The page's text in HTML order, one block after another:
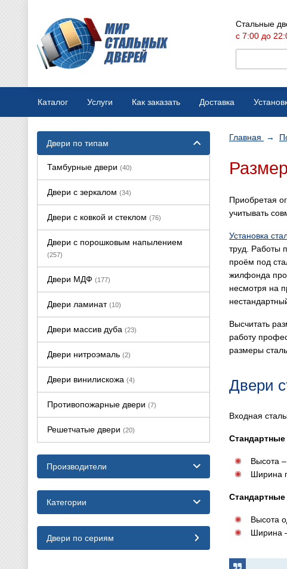
Стальные
с 7:00 до
Каталог Услуги Как заказать Доставка
Главная →
Приобретая
учитывать
Установка
труд. Работы
проём под
жилфонда
несмотря на
Высчитать
работу
размеры
Двери
Входная
Высота
Ширина
Высота
Ширина
Двери по типам
Тамбурные двери (40)
Двери с зеркалом (34)
Двери с ковкой и стеклом (76)
Двери с порошковым напылением
(257)
Двери МДФ (177)
Двери ламинат (10)
Двери массив дуба (23)
Двери нитроэмаль (2)
Двери винилискожа (4)
Противопожарные двери (7)
Решетчатые двери (20)
Производители
Категории
Двери по сериям